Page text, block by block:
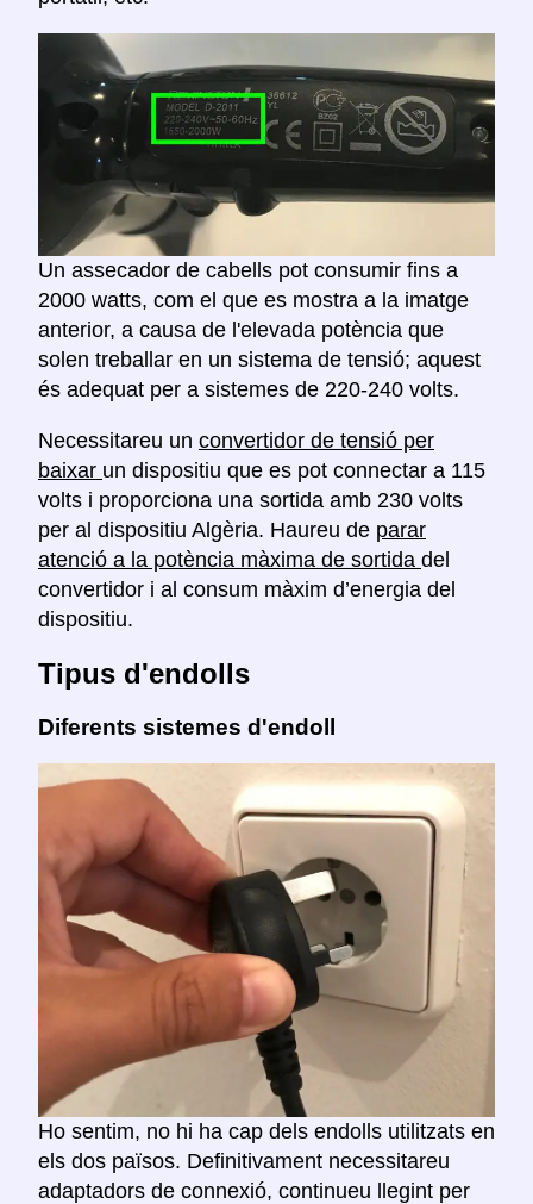
Un assecador de cabells pot consumir fins a
2000 watts, com el que es mostra a la imatge
anterior, a causa de l'elevada potència que
solen treballar en un sistema de tensió; aquest
és adequat per a sistemes de 220-240 volts.
Necessitareu un convertidor de tensió per
baixar un dispositiu que es pot connectar a 115
volts i proporciona una sortida amb 230 volts
per al dispositiu Algèria. Haureu de parar
atenció a la potència màxima de sortida del
convertidor i al consum màxim d’energia del
dispositiu.
Tipus d'endolls
Diferents sistemes d'endoll
Ho sentim, no hi ha cap dels endolls utilitzats en
els dos països. Definitivament necessitareu
adaptadors de connexió, continueu llegint per